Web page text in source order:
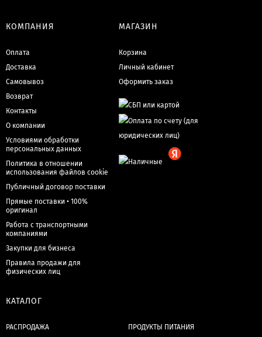
КОМПАНИЯ
Оплата
Доставка
Самовывоз
Возврат
Контакты
О компании
Условиями обработки
персональных данных
Политика в отношении
использования файлов cookie
Публичный договор поставки
Прямые поставки • 100%
оригинал
Работа с транспортными
компаниями
Закупки для бизнеса
Правила продажи для
физических лиц
МАГАЗИН
Корзина
Личный кабинет
Оформить заказ
КАТАЛОГ
РАСПРОДАЖА
ПРОДУКТЫ ПИТАНИЯ